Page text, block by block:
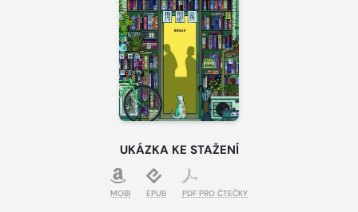
UKÁZKA KE STAŽENÍ
MOBI EPUB PDF PRO ČTEČKY